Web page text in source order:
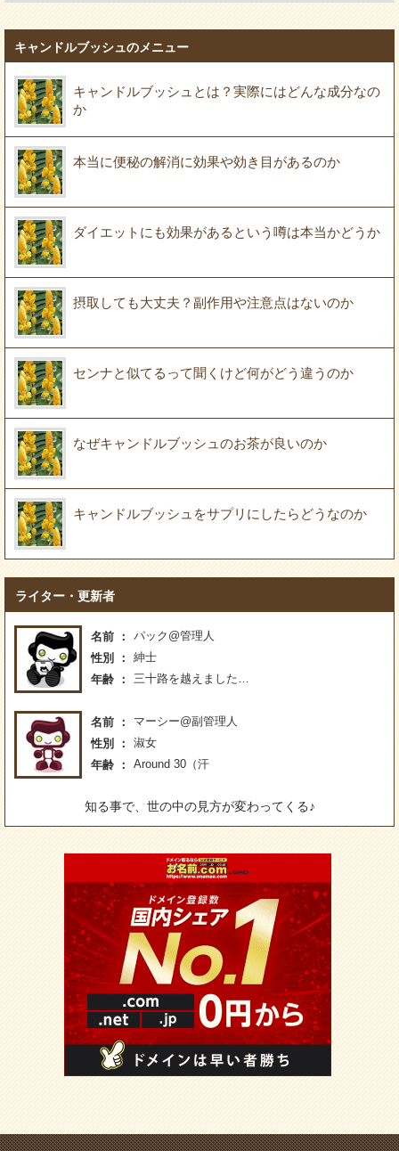
キャンドルブッシュのメニュー
キャンドルブッシュとは？実際にはどんな成分なの
か
本当に便秘の解消に効果や効き目があるのか
ダイエットにも効果があるという噂は本当かどうか
摂取しても大丈夫？副作用や注意点はないのか
センナと似てるって聞くけど何がどう違うのか
なぜキャンドルブッシュのお茶が良いのか
キャンドルブッシュをサプリにしたらどうなのか
ライター・更新者
名前
パック@管理人
性別
紳士
年齢
三十路を越えました…
名前
マーシー@副管理人
性別
淑女
年齢
Around 30（汗
知る事で、世の中の見方が変わってくる♪